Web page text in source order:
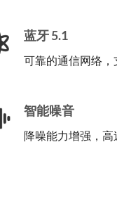
蓝牙 5.1
可靠的通信网络，
智能噪音
降噪能力增强，高